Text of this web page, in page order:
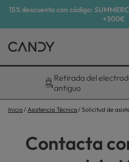
15% descuento con código:
+300€
Descuento
Inicio Asistencia Técnica Solicitud de
Contacta